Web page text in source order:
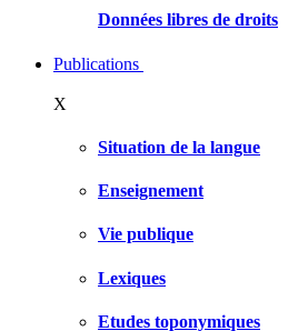
Données libres de droits
Publications
X
Situation de la langue
Enseignement
Vie publique
Lexiques
Etudes toponymiques